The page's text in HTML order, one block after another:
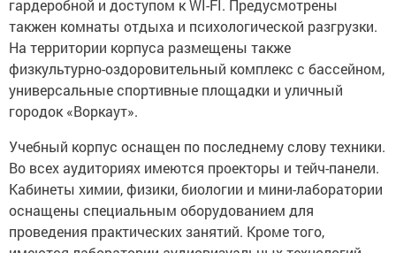
гардеробной и доступом к WI-FI. Предусмотрены
такжен комнаты отдыха и психологической разгрузки.
На территории корпуса размещены также
физкультурно-оздоровительный комплекс с бассейном,
универсальные спортивные площадки и уличный
городок «Воркаут».
Учебный корпус оснащен по последнему слову техники.
Во всех аудиториях имеются проекторы и тейч-панели.
Кабинеты химии, физики, биологии и мини-лаборатории
оснащены специальным оборудованием для
проведения практических занятий. Кроме того,